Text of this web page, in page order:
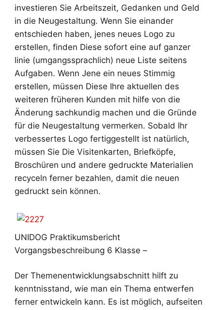
investieren Sie Arbeitszeit, Gedanken und Geld
in die Neugestaltung. Wenn Sie einander
entschieden haben, jenes neues Logo zu
erstellen, finden Diese sofort eine auf ganzer
linie (umgangssprachlich) neue Liste seitens
Aufgaben. Wenn Jene ein neues Stimmig
erstellen, müssen Diese Ihre aktuellen des
weiteren früheren Kunden mit hilfe von die
Änderung sachkundig machen und die Gründe
für die Neugestaltung vermerken. Sobald Ihr
verbessertes Logo fertiggestellt ist natürlich,
müssen Sie Die Visitenkarten, Briefköpfe,
Broschüren und andere gedruckte Materialien
recyceln ferner bezahlen, damit die neuen
gedruckt sein können.
UNIDOG Praktikumsbericht
Vorgangsbeschreibung 6 Klasse –
Der Themenentwicklungsabschnitt hilft zu
kenntnisstand, wie man ein Thema entwerfen
ferner entwickeln kann. Es ist möglich, aufseiten